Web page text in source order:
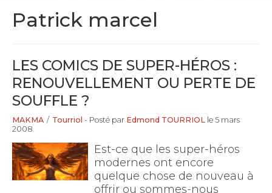
patrick marcel
LES COMICS DE SUPER-HÉROS :
RENOUVELLEMENT OU PERTE DE
SOUFFLE ?
MAKMA / Tourriol - Posté par Edmond TOURRIOL le 5 mars
2008
Est-ce que les super-héros
modernes ont encore
quelque chose de nouveau à
offrir ou sommes-nous